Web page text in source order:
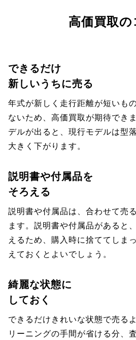
高価買取の
できるだけ
新しいうちに売る
年式が新しく走行距離が短いも
ないため、高価買取が期待でき
デルが出ると、現行モデルは型
大きく下がります。
説明書や付属品を
そろえる
説明書や付属品は、合わせて売
ます。説明書や付属品があると
えるため、購入時に捨ててしま
えておくとよいでしょう。
綺麗な状態に
しておく
できるだけきれいな状態で売る
リーニングの手間が省ける分、